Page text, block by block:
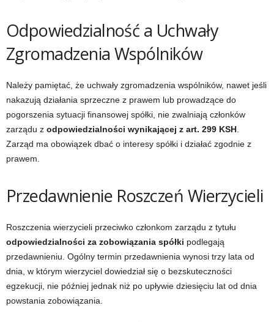
Odpowiedzialność a Uchwały
Zgromadzenia Wspólników
Należy pamiętać, że uchwały zgromadzenia wspólników, nawet jeśli
nakazują działania sprzeczne z prawem lub prowadzące do
pogorszenia sytuacji finansowej spółki, nie zwalniają członków
zarządu z odpowiedzialności wynikającej z art. 299 KSH
Zarząd ma obowiązek dbać o interesy spółki i działać zgodnie z
prawem.
Przedawnienie Roszczeń Wierzycieli
Roszczenia wierzycieli przeciwko członkom zarządu z tytułu
odpowiedzialności za zobowiązania spółki podlegają
przedawnieniu. Ogólny termin przedawnienia wynosi trzy lata od
dnia, w którym wierzyciel dowiedział się o bezskuteczności
egzekucji, nie później jednak niż po upływie dziesięciu lat od dnia
powstania zobowiązania.